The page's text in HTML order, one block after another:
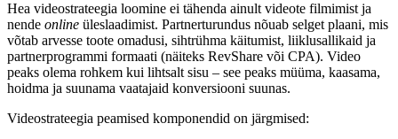
Hea videostrateegia loomine ei tähenda ainult videote filmimist ja
nende online üleslaadimist. Partnerturundus nõuab selget plaani, mis
võtab arvesse toote omadusi, sihtrühma käitumist, liiklusallikaid ja
partnerprogrammi formaati (näiteks RevShare või CPA). Video
peaks olema rohkem kui lihtsalt sisu – see peaks müüma, kaasama,
hoidma ja suunama vaatajaid konversiooni suunas.
Videostrateegia peamised komponendid on järgmised: